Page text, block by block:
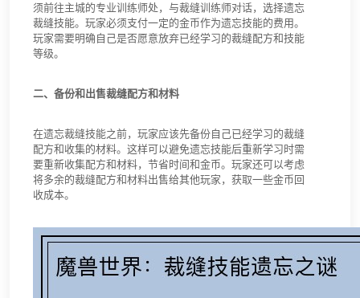
须前往主城的专业训练师处，与裁缝训练师对话，选择遗忘
裁缝技能。玩家必须支付一定的金币作为遗忘技能的费用。
玩家需要明确自己是否愿意放弃已经学习的裁缝配方和技能
等级。
二、备份和出售裁缝配方和材料
在遗忘裁缝技能之前，玩家应该先备份自己已经学习的裁缝
配方和收集的材料。这样可以避免遗忘技能后重新学习时需
要重新收集配方和材料，节省时间和金币。玩家还可以考虑
将多余的裁缝配方和材料出售给其他玩家，获取一些金币回
收成本。